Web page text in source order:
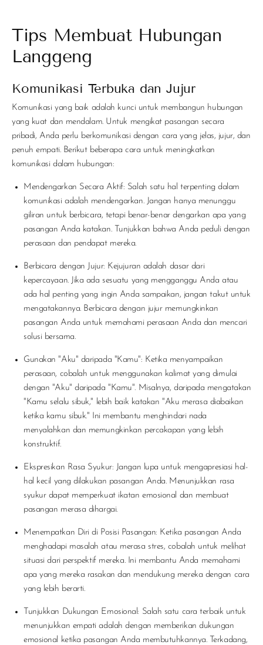
Tips Membuat Hubungan
Langgeng
Komunikasi Terbuka dan Jujur
Komunikasi yang baik adalah kunci untuk membangun hubungan
yang kuat dan mendalam. Untuk mengikat pasangan secara
pribadi, Anda perlu berkomunikasi dengan cara yang jelas, jujur, dan
penuh empati. Berikut beberapa cara untuk meningkatkan
komunikasi dalam hubungan:
Mendengarkan Secara Aktif: Salah satu hal terpenting dalam
komunikasi adalah mendengarkan. Jangan hanya menunggu
giliran untuk berbicara, tetapi benar-benar dengarkan apa yang
pasangan Anda katakan. Tunjukkan bahwa Anda peduli dengan
perasaan dan pendapat mereka.
Berbicara dengan Jujur: Kejujuran adalah dasar dari
kepercayaan. Jika ada sesuatu yang mengganggu Anda atau
ada hal penting yang ingin Anda sampaikan, jangan takut untuk
mengatakannya. Berbicara dengan jujur memungkinkan
pasangan Anda untuk memahami perasaan Anda dan mencari
solusi bersama.
Gunakan "Aku" daripada "Kamu": Ketika menyampaikan
perasaan, cobalah untuk menggunakan kalimat yang dimulai
dengan "Aku" daripada "Kamu". Misalnya, daripada mengatakan
"Kamu selalu sibuk," lebih baik katakan "Aku merasa diabaikan
ketika kamu sibuk." Ini membantu menghindari nada
menyalahkan dan memungkinkan percakapan yang lebih
konstruktif.
Ekspresikan Rasa Syukur: Jangan lupa untuk mengapresiasi hal-
hal kecil yang dilakukan pasangan Anda. Menunjukkan rasa
syukur dapat memperkuat ikatan emosional dan membuat
pasangan merasa dihargai.
Menempatkan Diri di Posisi Pasangan: Ketika pasangan Anda
menghadapi masalah atau merasa stres, cobalah untuk melihat
situasi dari perspektif mereka. Ini membantu Anda memahami
apa yang mereka rasakan dan mendukung mereka dengan cara
yang lebih berarti.
Tunjukkan Dukungan Emosional : Salah satu cara terbaik untuk
menunjukkan empati adalah dengan memberikan dukungan
emosional ketika pasangan Anda membutuhkannya. Terkadang,